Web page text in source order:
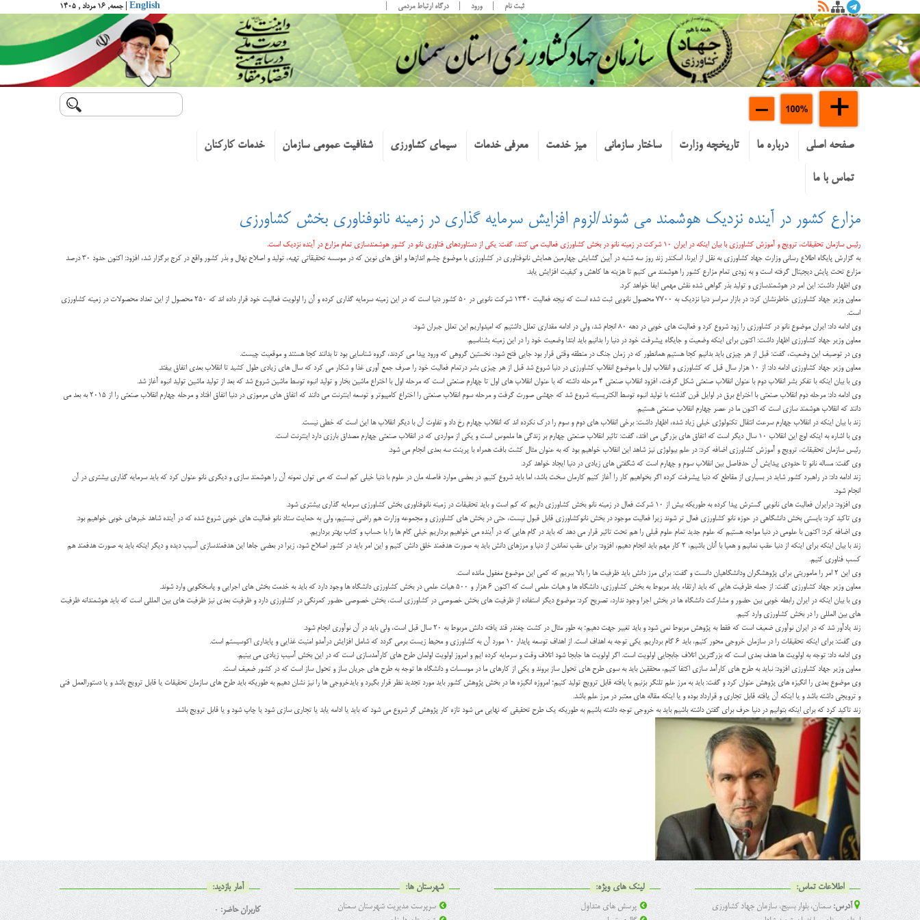
English | جمعه, ۱۶ مرداد , ۱۴۰۵ ثبت نام ورود درگاه ارتباط مردمی
صفحه اصلی درباره ما تاریخچه وزارت ساختار سازمانی میز خدمت معرفی خدمات سیمای کشاورزی شفافیت عمومی سازمان خدمات کارکنان
تماس با ما
مزارع کشور در آینده نزدیک هوشمند می شوند/لزوم افزایش سرمایه گذاری در زمینه نانوفناوری بخش کشاورزی
رئیس سازمان تحقیقات، ترویج و آموزش کشاورزی با بیان اینکه در ایران ۱۰ شرکت در زمینه نانو در بخش کشاورزی فعالیت می کنند، گفت: یکی از دستاوردهای فناوری نانو در کشور هوشمندسازی تمام مزارع در آینده نزدیک است.
به گزارش پایگاه اطلاع رسانی وزارت جهاد کشاورزی به نقل از ایرنا، اسکندر زند روز سه شنبه در آیین گشایش چهارمین همایش نانوفناوری در کشاورزی با موضوع چشم اندازها و افق های نوین که در موسسه تحقیقاتی تهیه، تولید و اصلاح نهال و بذر کشور واقع در کرج برگزار شد، افزود: اکنون حدود ۳۰ درصد
مزارع تحت پایش دیجیتال گرفته است و به زودی تمام مزارع کشور را هوشمند می کنیم تا هزینه ها کاهش و کیفیت افزایش یابد.
وی اظهار داشت: این امر در هوشمندسازی و تولید بذر گواهی شده نقش مهمی ایفا خواهد کرد.
معاون وزیر جهاد کشاورزی خاطرنشان کرد: در بازار سراسر دنیا نزدیک به ۷۷۰۰ محصول نانویی ثبت شده است که نیجه فعالیت ۱۳۴۰ شرکت نانویی در ۵۰ کشور دنیا است که در این زمینه سرمایه گذاری کرده و آن را اولویت فعالیت خود قرار داده اند که ۲۵۰ محصول از این تعداد محصولات در زمینه کشاورزی
است.
وی ادامه داد: ایران موضوع نانو در کشاورزی را زود شروع کرد و فعالیت های خوبی در دهه ۸۰ انجام شد، ولی در ادامه مقداری تعلل داشتیم که امیدواریم این تعلل جبران شود.
معاون وزیر جهاد کشاورزی اظهار داشت: اکنون برای اینکه وضعیت و جایگاه پیشرفت خود در دنیا را بدانیم باید ابتدا وضعیت خود را در این زمینه بشناسیم.
وی در توصیف این وضعیت، گفت: قبل از هر چیزی باید بدانیم کجا هستیم همانطور که در زمان جنگ در منطقه وقتی قرار بود جایی فتح شود، نخستین گروهی که ورود پیدا می کردند، گروه شناسایی بود تا بدانند کجا هستند و موقعیت چیست.
معاون وزیر جهاد کشاورزی ادامه داد: از ۱۰ هزار سال قبل که کشاورزی و انقلاب اول با موضوع انقلاب کشاورزی در دنیا شروع شد قبل از هر چیزی بشر درتمام فعالیت خود را صرف جمع آوری غذا و شکار می کرد که سال های زیادی طول کشید تا انقلاب بعدی اتفاق بیفتد.
وی با بیان اینکه با تفکر بشر انقلاب دوم با عنوان انقلاب صنعتی شکل گرفت، افزود انقلاب صنعتی ۴ مرحله داشته که با عنوان انقلاب های اول تا چهارم صنعتی است که مرحله اول با اختراع ماشین بخار و تولید انبوه توسط ماشین شروع شد که بعد از تولید ماشین تولید انبوه آغاز شد.
وی ادامه داد: مرحله دوم انقلاب صنعتی با اختراع برق در اوایل قرن گذشته با تولید انبوه توسط الکتریسیته شروع شد که جهشی صورت گرفت و مرحله سوم انقلاب صنعتی را اختراع کامپیوتر و توسعه اینترنت می دانند که اتفاق های مرموزی در دنیا اتفاق افتاد و مرحله چهارم انقلاب صنعتی را از ۲۰۱۵ به بعد می
دانند که انقلاب هوشمند سازی است که اکنون ما در عصر چهارم انقلاب صنعتی هستیم.
زند با بیان اینکه در انقلاب چهارم سرعت انتقال تکنولوژی خیلی زیاد شده، اظهار داشت: برخی انقلاب های دوم و سوم را درک نکرده اند که انقلاب چهارم رخ داد و تفاوت آن با دیگر انقلاب ها این است که خطی نیست.
وی با اشاره به اینکه اوج این انقلاب ۱۰ سال دیگر است که اتفاق های بزرگی می افتد، گفت: تاثیر انقلاب صنعتی چهارم بر زندگی ها ملموس است و یکی از مواردی که در انقلاب صنعتی چهارم مصداق بارزی دارد اینترنت است.
رئیس سازمان تحقیقات، ترویج و آموزش کشاورزی اضافه کرد: در علم بیولوژی نیز شاهد این انقلاب خواهیم بود که به عنوان مثال کشت بافت همراه با پرینت سه بعدی انجام می شود.
وی گفت: مساله نانو تا حدودی پیدایش آن حدفاصل بین انقلاب سوم و چهارم است که شگفتی های زیادی در دنیا ایجاد خواهد کرد.
زند ادامه داد: در راهبرد کشور شاید در بسیاری از مقاطع که دنیا پیشرفت کرده اگر بخواهیم کار را آغاز کنیم کارمان سخت باشد، اما باید شروع کنیم. در بعضی موارد فاصله مان در علوم با دنیا خیلی کم است که می توان نمونه آن را هوشمند سازی و دیگری نانو عنوان کرد که باید سرمایه گذاری بیشتری در آن
انجام شود.
وی افزود: درایران فعالیت های نانویی گسترش پیدا کرده به طوریکه بیش از ۱۰ شرکت فعال در زمینه نانو بخش کشاورزی داریم که کم است و باید تحقیقات در زمینه نانوفناوری بخش کشاورزی سرمایه گذاری بیشتری شود.
وی تاکید کرد: بایستی بخش دانشگاهی در حوزه نانو کشاورزی فعال تر شوند زیرا فعالیت موجود در بخش نانوکشاورزی قابل قبول نیست، حتی در بخش های کشاورزی و مجموعه وزارت هم راضی نیستیم، ولی به حمایت ستاد نانو فعالیت های خوبی شروع شده که در آینده شاهد خبرهای خوبی خواهیم بود.
وی اضافه کرد: اکنون با علومی در دنیا مواجه هستیم که علوم جدید تمام علوم قبلی را هم تحت تاثیر قرار می دهد که باید در گام هایی که در آینده می خواهیم برداریم خیلی گام ها را با حساب و کتاب بهتر برداریم.
زند با بیان اینکه برای اینکه از دنیا عقب نمانیم و همپا با آنان باشیم، ۲ کار مهم باید انجام دهیم، افزود: برای عقب نماندن از دنیا و مرزهای دانش باید به صورت هدفمند خلق دانش کنیم و این امر باید در کشور اصلاح شود، زیرا در بعضی جاها این هدفمندسازی آسیب دیده و دیگر اینکه باید به صورت هدفمند هم
کسب فناوری کنیم.
وی این ۲ امر را ماموریتی برای پژوهشگران ودانشگاهیان دانست و گفت: برای مرز دانش باید ظرفیت ها را بالا ببریم که کمی این موضوع مغفول مانده است.
معاون وزیر جهاد کشاورزی گفت: از جمله ظرفیت هایی که باید ارتقاء یابد مربوط به بخش کشاورزی، دانشگاه ها و هیات علمی است که اکنون ۶ هزار و ۵۰۰ هیات علمی در بخش کشاورزی دانشگاه ها وجود دارد که باید به خدمت بخش های اجرایی و پاسخگویی وارد شوند.
وی با بیان اینکه در ایران رابطه خوبی بین حضور و مشارکت دانشگاه ها در بخش اجرا وجود ندارد، تصریح کرد: موضوع دیگر استفاده از ظرفیت های بخش خصوصی در کشاورزی است، بخش خصوصی حضور کمرنگی در کشاورزی دارد و ظرفیت بعدی نیز ظرفیت های بین المللی است که باید هوشمندانه ظرفیت
های بین المللی را در بخش کشاورزی وارد کنیم.
زند یادآور شد که در ایران نوآوری ضعیف است که فقط به پژوهش مربوط نمی شود و باید تغییر جهت دهیم؛ به طور مثال در کشت چغندر قند یافته دانش مربوط به ۲۰ سال قبل است، ولی باید در آن نوآوری انجام شود.
وی گفت: برای اینکه تحقیقات را در سازمان خروجی محور کنیم، باید ۶ گام برداریم. یکی توجه به اهداف است. از اهداف توسعه پایدار ۱۰ مورد آن به کشاورزی و محیط زیست برمی گردد که شامل افزایش درآمدو امنیت غذایی و پایداری اکوسیستم است.
وی ادامه داد: توجه به اولویت ها هدف بعدی است که بزرگترین اتلاف جابجایی اولویت است. اگر اولویت ها جابجا شود اتلاف وقت و سرمایه کرده ایم و امروز اولویت اولمان طرح های کارآمدسازی است که در این بخش آسیب زیادی می بینیم.
معاون وزیر جهاد کشاورزی افزود: نباید به طرح های کارآمد سازی اکتفا کنیم، محققین باید به سوی طرح های تحول ساز بروند و یکی از کارهای ما در موسسات و دانشگاه ها توجه به طرح های جریان ساز و تحول ساز است که در کشور ضعیف است.
وی موضوع بعدی را انگیزه های پژوهش عنوان کرد و گفت: باید به مرز علم تلنگر بزنیم یا یافته قابل ترویج تولید کنیم؛ امروزه انگیزه ها در بخش پژوهش کشور باید مورد تجدید نظر قرار بگیرد و بایدخروجی ها را نیز نشان دهیم به طوریکه باید طرح های سازمان تحقیقات یا قابل ترویج باشد و یا دستورالعمل فنی
و ترویجی داشته باشد و یا اینکه آن یافته قابل تجاری و قرارداد بوده و یا اینکه مقاله های معتبر در مرز علم باشد.
زند تاکید کرد که برای اینکه بتوانیم در دنیا حرف برای گفتن داشته باشیم باید به خروجی توجه داشته باشیم به طوریکه یک طرح تحقیقی که نهایی می شود تازه کار پژوهش گر شروع می شود که باید یا ادامه یابد یا تجاری سازی شود یا چاپ شود و یا قابل ترویج باشد.
اطلاعات تماس:
آدرس:سمنان، بلوار بسیج، سازمان جهاد کشاورزی
آمار بازدید:
کاربران حاضر: 0
شهرستان ها:
سرپرست مدیریت شهرستان سمنان
لینک های ویژه:
پرسش های متداول